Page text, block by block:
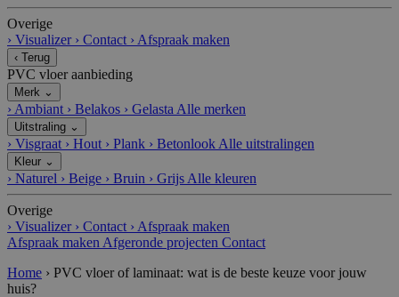
Overige
› Visualizer › Contact › Afspraak maken
‹ Terug
PVC vloer aanbieding
Merk ⌄
› Ambiant › Belakos › Gelasta Alle merken
Uitstraling ⌄
› Visgraat › Hout › Plank › Betonlook Alle uitstralingen
Kleur ⌄
› Naturel › Beige › Bruin › Grijs Alle kleuren
Overige
› Visualizer › Contact › Afspraak maken
Afspraak maken Afgeronde projecten Contact
Home › PVC vloer of laminaat: wat is de beste keuze voor jouw
huis?